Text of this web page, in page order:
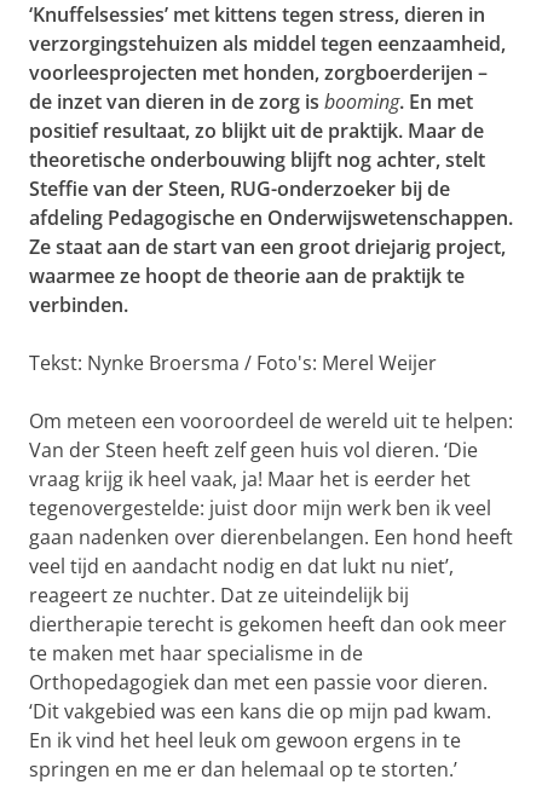
‘Knuffelsessies’ met kittens tegen stress, dieren in
verzorgingstehuizen als middel tegen eenzaamheid,
voorleesprojecten met honden, zorgboerderijen –
de inzet van dieren in de zorg is booming. En met
positief resultaat, zo blijkt uit de praktijk. Maar de
theoretische onderbouwing blijft nog achter, stelt
Steffie van der Steen, RUG-onderzoeker bij de
afdeling Pedagogische en Onderwijswetenschappen.
Ze staat aan de start van een groot driejarig project,
waarmee ze hoopt de theorie aan de praktijk te
verbinden.
Tekst: Nynke Broersma / Foto's: Merel Weijer
Om meteen een vooroordeel de wereld uit te helpen:
Van der Steen heeft zelf geen huis vol dieren. ‘Die
vraag krijg ik heel vaak, ja! Maar het is eerder het
tegenovergestelde: juist door mijn werk ben ik veel
gaan nadenken over dierenbelangen. Een hond heeft
veel tijd en aandacht nodig en dat lukt nu niet’,
reageert ze nuchter. Dat ze uiteindelijk bij
diertherapie terecht is gekomen heeft dan ook meer
te maken met haar specialisme in de
Orthopedagogiek dan met een passie voor dieren.
‘Dit vakgebied was een kans die op mijn pad kwam.
En ik vind het heel leuk om gewoon ergens in te
springen en me er dan helemaal op te storten.’